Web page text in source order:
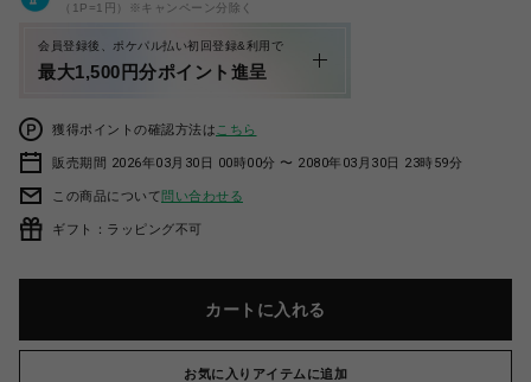
（1P=1円）※キャンペーン分除く
会員登録後、ポケパル払い初回登録&利用で
最大1,500円分ポイント進呈
獲得ポイントの確認方法は こちら
販売期間 2026年03月30日 00時00分 〜 2080年03月30日 23時59分
この商品について問い合わせる
ギフト：ラッピング不可
カートに入れる
お気に入りアイテムに追加